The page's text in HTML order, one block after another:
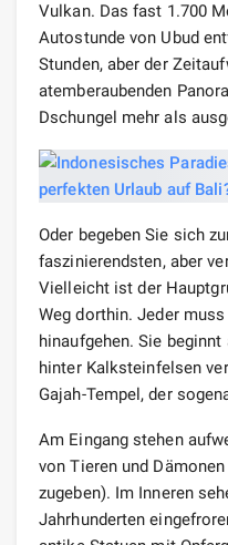
Vulkan. Das fast 1.700
Autostunde von Ubud
Stunden, aber der
atemberaubenden
Dschungel mehr als
Oder begeben Sie sich
faszinierendsten, aber
Vielleicht ist der
Weg dorthin. Jeder
hinaufgehen. Sie
hinter Kalksteinfelsen
Gajah-Tempel, der
Am Eingang stehen
von Tieren und
zugeben). Im Inneren
Jahrhunderten